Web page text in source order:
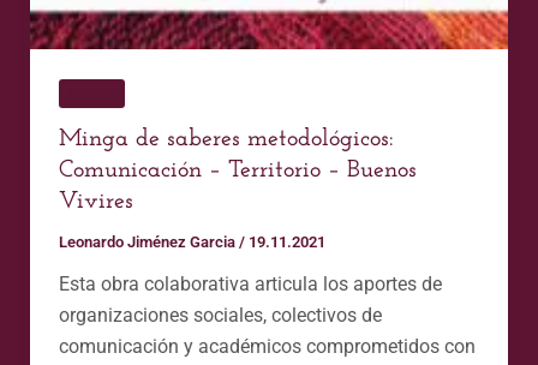
Minga de saberes metodológicos:
Comunicación – Territorio – Buenos
Vivires
Leonardo Jiménez Garcia / 19.11.2021
Esta obra colaborativa articula los aportes de
organizaciones sociales, colectivos de
comunicación y académicos comprometidos con